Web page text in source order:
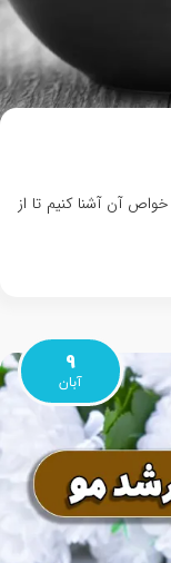
آن آشنا کنیم تا از
9
آبان